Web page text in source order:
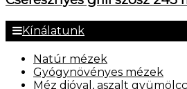
Kínálatunk
Natúr mézek
Gyógynövényes mézek
Méz dióval, aszalt